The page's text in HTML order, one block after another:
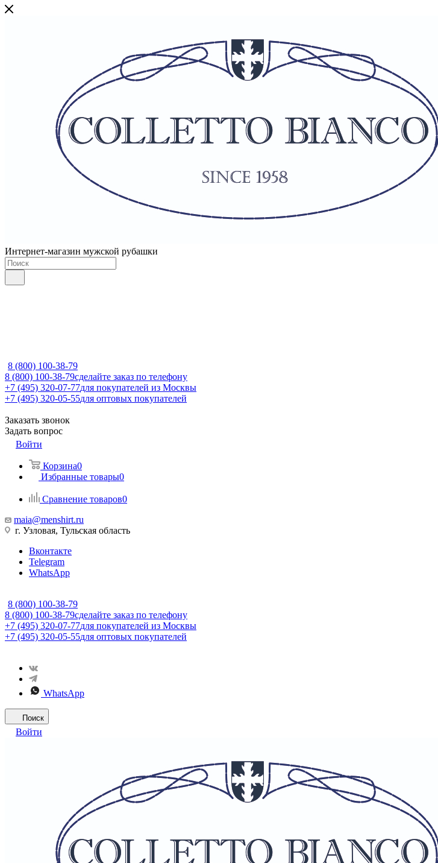
Интернет-магазин мужской рубашки
8 (800) 100-38-79
8 (800) 100-38-79сделайте заказ по телефону
+7 (495) 320-07-77для покупателей из Москвы
+7 (495) 320-05-55для оптовых покупателей
Заказать звонок
Задать вопрос
Войти
Корзина0
Избранные товары0
Сравнение товаров0
maia@menshirt.ru
г. Узловая, Тульская область
Вконтакте
Telegram
WhatsApp
8 (800) 100-38-79
8 (800) 100-38-79сделайте заказ по телефону
+7 (495) 320-07-77для покупателей из Москвы
+7 (495) 320-05-55для оптовых покупателей
WhatsApp
Поиск
Войти